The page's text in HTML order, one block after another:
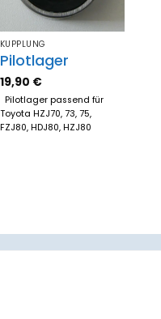
KUPPLUNG
Pilotlager
19,90 €
Pilotlager passend für
Toyota HZJ70, 73, 75,
FZJ80, HDJ80, HZJ80